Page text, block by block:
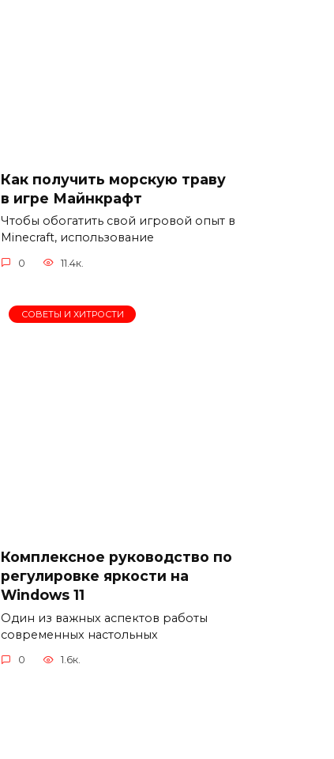
Как получить морскую траву
в игре Майнкрафт
Чтобы обогатить свой игровой опыт в
Minecraft, использование
0 11.4к.
СОВЕТЫ И ХИТРОСТИ
Комплексное руководство по
регулировке яркости на
Windows 11
Один из важных аспектов работы
современных настольных
0 1.6к.